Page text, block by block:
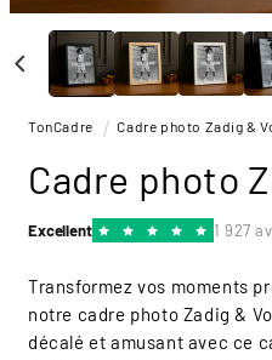
média
fenêtre
TonCadre Cadre photo Zadig &
Cadre photo
Excellent 1 927
Transformez vos moments
notre cadre photo Zadig &
décalé et amusant avec ce